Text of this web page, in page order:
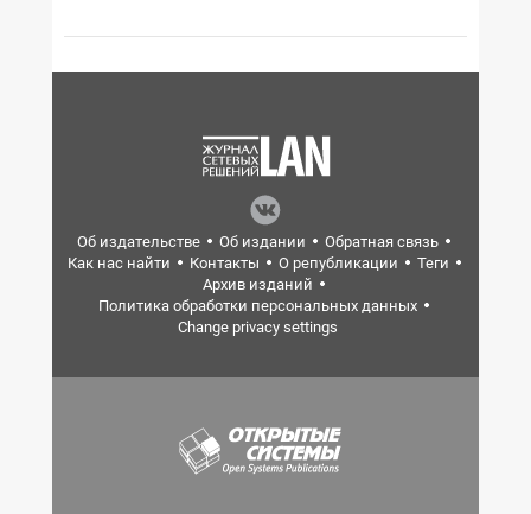
Об издательстве Об издании
Обратная связь
Как нас найти
Контакты О републикации
Теги
Архив изданий
Политика обработки персональных данных
Change privacy settings